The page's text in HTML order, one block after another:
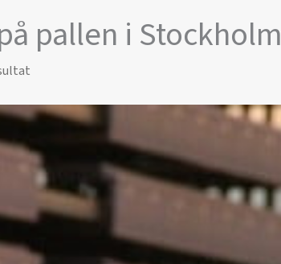
pallen i Stockholm